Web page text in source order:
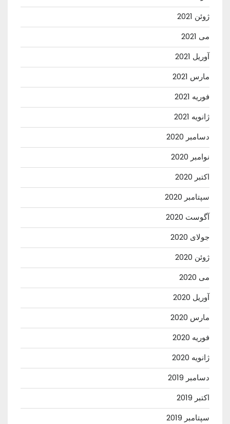
ژوئن 2021
می 2021
آوریل 2021
مارس 2021
فوریه 2021
ژانویه 2021
دسامبر 2020
نوامبر 2020
اکتبر 2020
سپتامبر 2020
آگوست 2020
جولای 2020
ژوئن 2020
می 2020
آوریل 2020
مارس 2020
فوریه 2020
ژانویه 2020
دسامبر 2019
اکتبر 2019
سپتامبر 2019